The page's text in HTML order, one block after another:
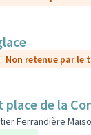
Non retenue par le
place de la
Ferrandière